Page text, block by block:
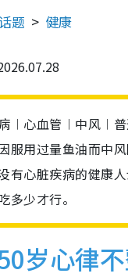
题 健康
︱心血管︱中风︱
服用过量鱼油而中
有心脏疾病的健康
多少才行。
岁心律